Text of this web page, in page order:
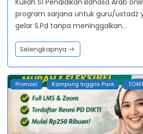
Kuliah S1 Pendidikan Bahasa Arab
program sarjana untuk guru/ustadz
gelar S.Pd tanpa meninggalkan…
Selengkapnya
Promosi Kampung Inggris Pare